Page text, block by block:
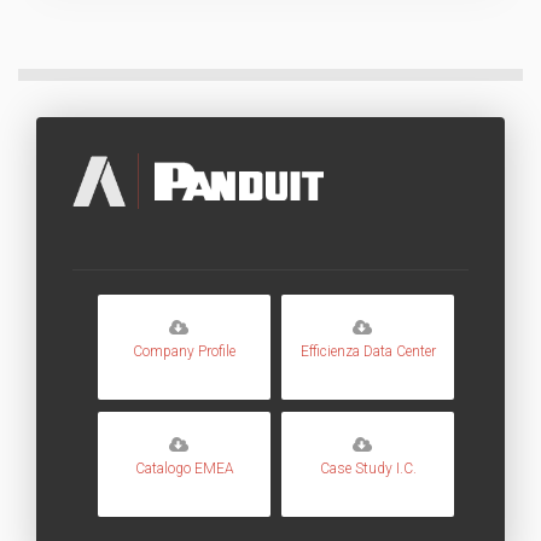
Company Profile Efficienza Data Center
Catalogo EMEA Case Study I.C.